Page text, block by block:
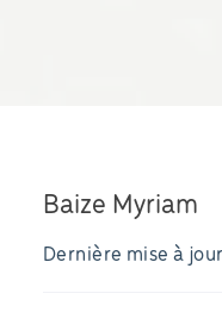
Baize Myriam
Dernière mise à